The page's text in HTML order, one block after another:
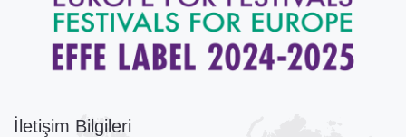
İletişim Bilgileri